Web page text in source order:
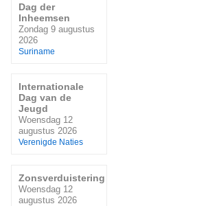
Dag der
Inheemsen
Zondag 9 augustus
2026
Suriname
Internationale
Dag van de
Jeugd
Woensdag 12
augustus 2026
Verenigde Naties
Zonsverduistering
Woensdag 12
augustus 2026